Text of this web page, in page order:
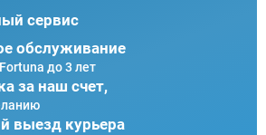
сервис
обслуживание
до 3 лет
за наш счет,
выезд курьера